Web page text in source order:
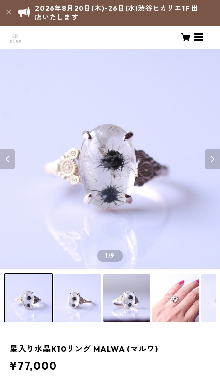
2026年8月20日(木)-26日(水)渋谷ヒカリエ1F 出
店いたします
1/9
星入り水晶K10リング MALWA (マルワ)
¥77,000